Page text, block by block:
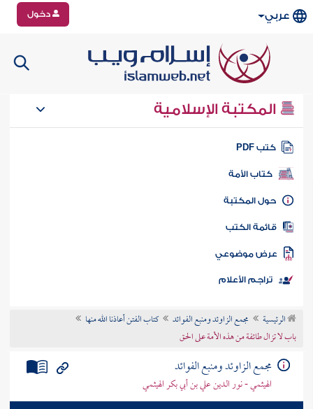
عربي دخول
المكتبة الإسلامية
كتب PDF
كتاب الأمة
المكتبة
الكتب
موضوعي
تراجم الأعلام
الرئيسية مجمع الزاوئد ومنبع الفوائد
كتاب الفتن أعاذنا الله منها
باب لا تزال طائفة من هذه الأمة على الحق
مجمع الزاوئد ومنبع الفوائد
الهيثمي - نور الدين علي بن أبي بكر الهيثمي